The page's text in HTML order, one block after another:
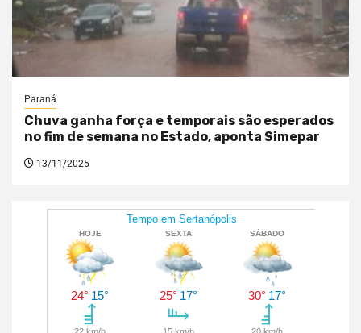
Paraná
Chuva ganha força e temporais são esperados
no fim de semana no Estado, aponta Simepar
13/11/2025